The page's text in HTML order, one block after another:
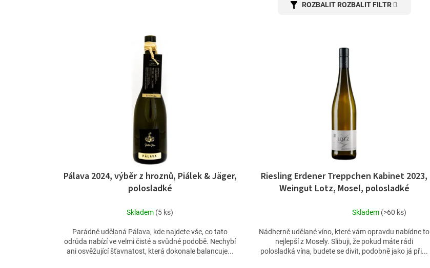
ROZBALIT FILTR
Pálava 2024, výběr z hroznů, Piálek & Jäger,
polosladké
Skladem (5 ks)
Parádně udělaná Pálava, kde najdete vše, co tato
odrůda nabízí ve velmi čisté a svůdné podobě. Nechybí
ani osvěžující šťavnatost, která dokonale balancuje...
Riesling Erdener Treppchen Kabinet 2023,
Weingut Lotz, Mosel, polosladké
hodnocení
produktu
je
Skladem (>60 ks)
Nádherně udělané víno, které vám opravdu nabídne to
nejlepší z Mosely. Slibuji, že pokud máte rádi
polosladká vína, budete se divit, podobně jako já při...